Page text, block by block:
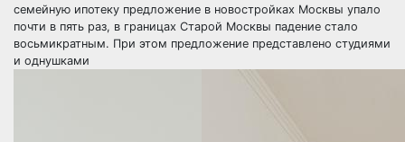
семейную ипотеку предложение в новостройках Москвы упало
почти в пять раз, в границах Старой Москвы падение стало
восьмикратным. При этом предложение представлено студиями
и однушками